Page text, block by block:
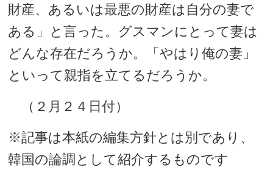
財産、あるいは最悪の財産は自分の妻で
ある」と言った。グスマンにとって妻は
どんな存在だろうか。「やはり俺の妻」
といって親指を立てるだろうか。
（２月２４日付）
※記事は本紙の編集方針とは別であり、
韓国の論調として紹介するものです